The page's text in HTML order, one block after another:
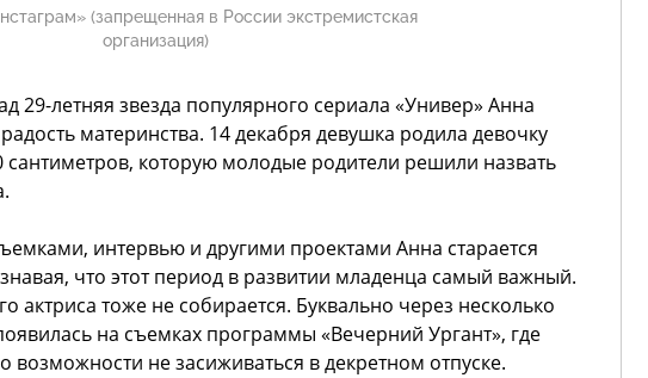
(запрещенная в России экстремистская
организация)
29-летняя звезда популярного сериала «Универ» Анна
материнства. 14 декабря девушка родила девочку
которую молодые родители решили назвать
интервью и другими проектами Анна старается
что этот период в развитии младенца самый важный.
актриса тоже не собирается. Буквально через несколько
на съемках программы «Вечерний Ургант», где
возможности не засиживаться в декретном отпуске.